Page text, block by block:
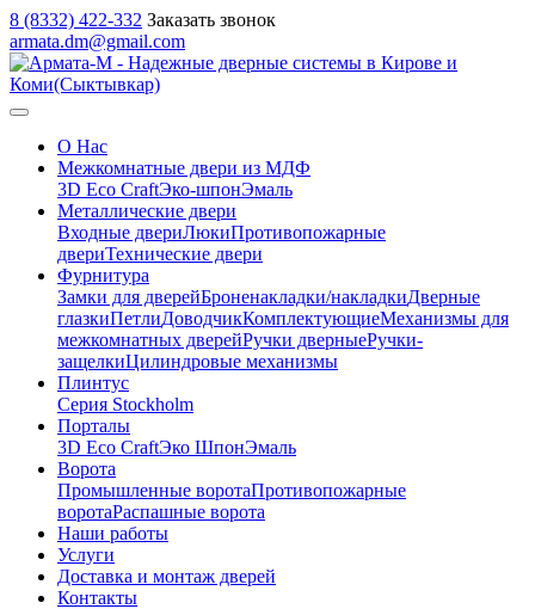
8 (8332) 422-332 Заказать звонок
armata.dm@gmail.com
О Нас
Межкомнатные двери из МДФ
3D Eco CraftЭко-шпонЭмаль
Металлические двери
Входные двериЛюкиПротивопожарные
двериТехнические двери
Фурнитура
Замки для дверейБроненакладки/накладкиДверные
глазкиПетлиДоводчикКомплектующиеМеханизмы для
межкомнатных дверейРучки дверныеРучки-
защелкиЦилиндровые механизмы
Плинтус
Серия Stockholm
Порталы
3D Eco CraftЭко ШпонЭмаль
Ворота
Промышленные воротаПротивопожарные
воротаРаспашные ворота
Наши работы
Услуги
Доставка и монтаж дверей
Контакты